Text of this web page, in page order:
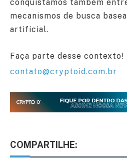
conquistamos também
mecanismos de busca
artificial.
Faça parte desse contexto!
contato@cryptoid.com.br
COMPARTILHE: